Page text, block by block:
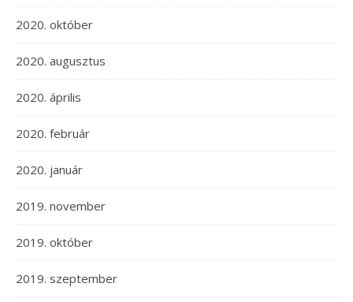
2020. október
2020. augusztus
2020. április
2020. február
2020. január
2019. november
2019. október
2019. szeptember